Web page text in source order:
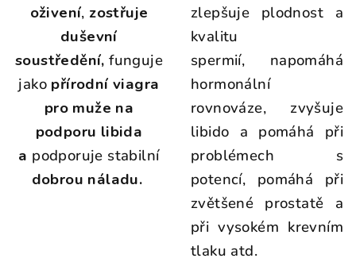
oživení, zostřuje
duševní
soustředění,funguje
jako přírodní viagra
pro muže na
podporu libida
a podporuje stabilní
dobrou náladu.
zlepšuje plodnost a
kvalitu
spermií, napomáhá
hormonální
rovnováze, zvyšuje
libido a pomáhá při
problémech s
potencí, pomáhá při
zvětšené prostatě a
při vysokém krevním
tlaku atd.